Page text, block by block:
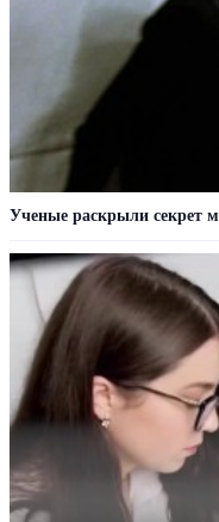
Ученые раскрыли секрет